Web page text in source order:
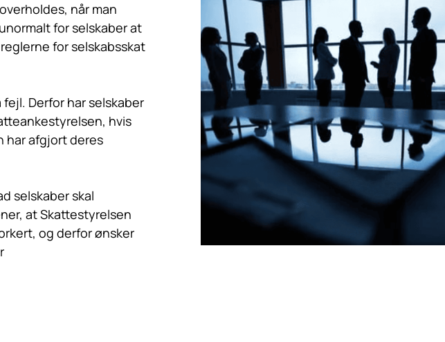
når man
for selskaber at
for selskabsskat
Derfor har selskaber
hvis
har afgjort deres
selskaber skal
at Skattestyrelsen
og derfor ønsker